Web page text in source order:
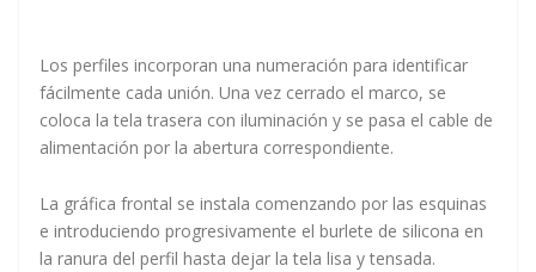
Los perfiles incorporan una numeración para identificar
fácilmente cada unión. Una vez cerrado el marco, se
coloca la tela trasera con iluminación y se pasa el cable de
alimentación por la abertura correspondiente.
La gráfica frontal se instala comenzando por las esquinas
e introduciendo progresivamente el burlete de silicona en
la ranura del perfil hasta dejar la tela lisa y tensada.